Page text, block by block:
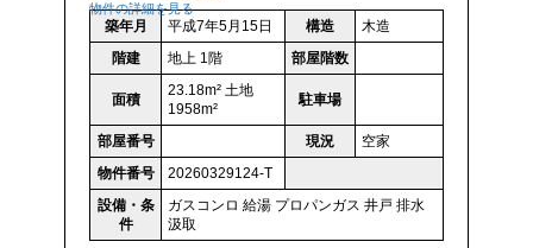
物件の詳細を見る
築年月 平成7年5月15日 構造
木造
階建
地上 1階 部屋階数
面積
23.18m² 土地
1958m²
駐車場
部屋番号 現況
空家
物件番号
20260329124-T
設備・条
件
ガスコンロ 給湯 プロパンガス 井戸 排水
汲取